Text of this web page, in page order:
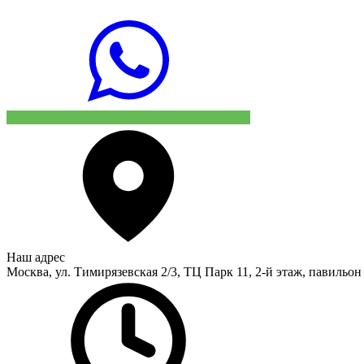
Наш адрес
Москва, ул. Тимирязевская 2/3, ТЦ Парк 11, 2-й этаж,